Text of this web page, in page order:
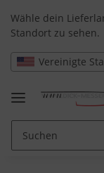
Wähle dein
Standort zu sehen.
Vereinigte